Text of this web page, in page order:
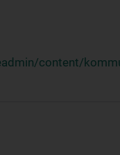
content/